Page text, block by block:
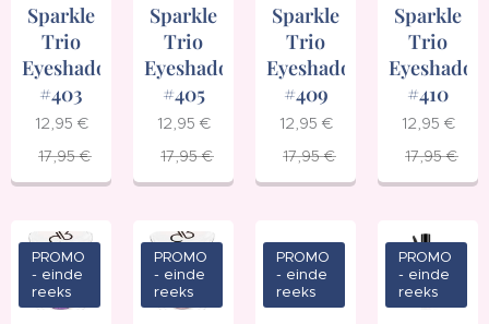
Sparkle
Trio
Eyeshadow
#403
12,95 €
17,95€
Sparkle
Trio
Eyeshadow
#405
12,95 €
17,95€
Sparkle
Trio
Eyeshadow
#409
12,95 €
17,95€
Sparkle
Trio
Eyeshadow
#410
12,95 €
17,95€
PROMO
- einde
reeks
PROMO
- einde
reeks
PROMO
- einde
reeks
PROMO
- einde
reeks